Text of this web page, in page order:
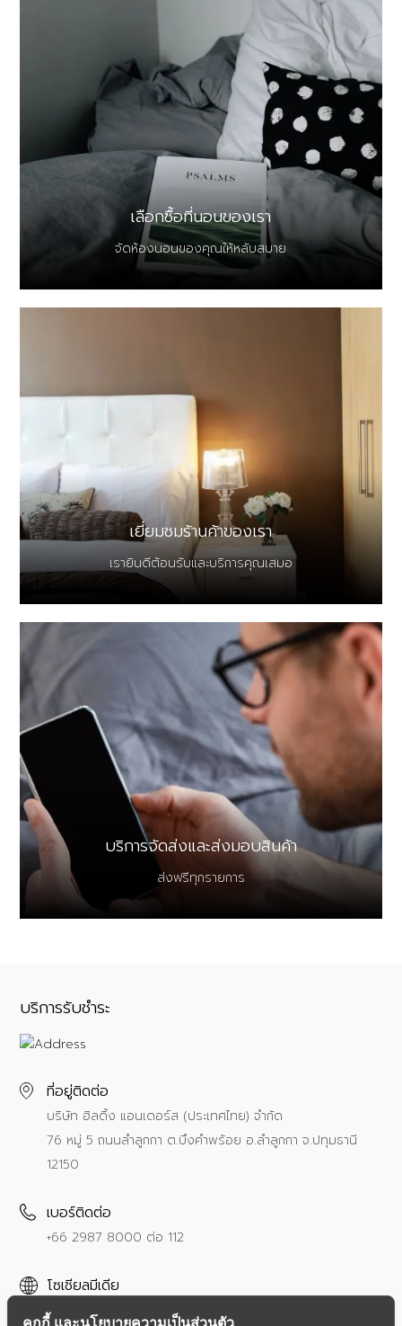
เลือกซื้อที่นอนของเรา
จัดห้องนอนของคุณให้หลับสบาย
เยี่ยมชมร้านค้าของเรา
เรายินดีต้อนรับและบริการคุณเสมอ
บริการจัดส่งและส่งมอบสินค้า
ส่งฟรีทุกรายการ
บริการรับชำระ
ที่อยู่ติดต่อ
บริษัท ฮิลดิ้ง แอนเดอร์ส (ประเทศไทย) จำกัด
76 หมู่ 5 ถนนลำลูกกา ต.บึงคำพร้อย อ.ลำลูกกา จ.ปทุมธานี
12150
เบอร์ติดต่อ
+66 2987 8000 ต่อ 112
โซเชียลมีเดีย
คุกกี้ และนโยบายความเป็นส่วนตัว